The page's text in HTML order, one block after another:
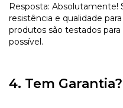
Resposta: Absolutamente!
resistência e qualidade
produtos são testados
possível.
4. Tem Garantia?